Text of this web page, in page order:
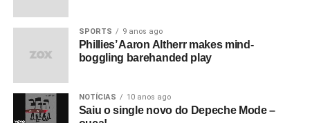
SPORTS 9 anos ago
Phillies’ Aaron Altherr makes mind-
boggling barehanded play
NOTÍCIAS 10 anos ago
Saiu o single novo do Depeche Mode –